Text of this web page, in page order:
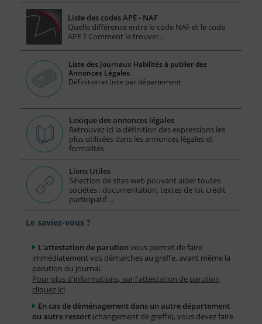
Liste des codes APE - NAF
Quelle différence entre le code NAF et le code
APE ? Comment le trouver…
Liste des Journaux Habilités à publier des
Annonces Légales.
Définition et liste par département
Lexique des annonces légales
Retrouvez ici la définition des expressions les
plus utilisées dans les annonces légales et
formalités.
Liens Utiles
Sélection de sites web pouvant aider toutes
sociétés : documentation, textes de loi, crédit
participatif ...
Le saviez-vous ?
L'attestation de parution vous permet de faire
immédiatement vos démarches au greffe, avant même la
parution du journal.
Pour plus d'informations, sur l'attestation de parution
cliquez ici
En cas de déménagement dans un autre département
ou autre ressort(changement de greffe), vous devez faire